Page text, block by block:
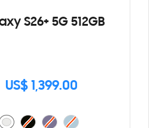
S26+ 5G 512GB
US$ 1,399.00